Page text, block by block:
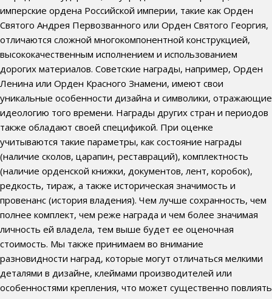
имперские ордена Российской империи, такие как Орден
Святого Андрея Первозванного или Орден Святого Георгия,
отличаются сложной многокомпонентной конструкцией,
высококачественным исполнением и использованием
дорогих материалов. Советские награды, например, Орден
Ленина или Орден Красного Знамени, имеют свои
уникальные особенности дизайна и символики, отражающие
идеологию того времени. Награды других стран и периодов
также обладают своей спецификой. При оценке
учитываются такие параметры, как состояние награды
(наличие сколов, царапин, реставраций), комплектность
(наличие орденской книжки, документов, лент, коробок),
редкость, тираж, а также историческая значимость и
провенанс (история владения). Чем лучше сохранность, чем
полнее комплект, чем реже награда и чем более значимая
личность ей владела, тем выше будет ее оценочная
стоимость. Мы также принимаем во внимание
разновидности наград, которые могут отличаться мелкими
деталями в дизайне, клеймами производителей или
особенностями крепления, что может существенно повлиять